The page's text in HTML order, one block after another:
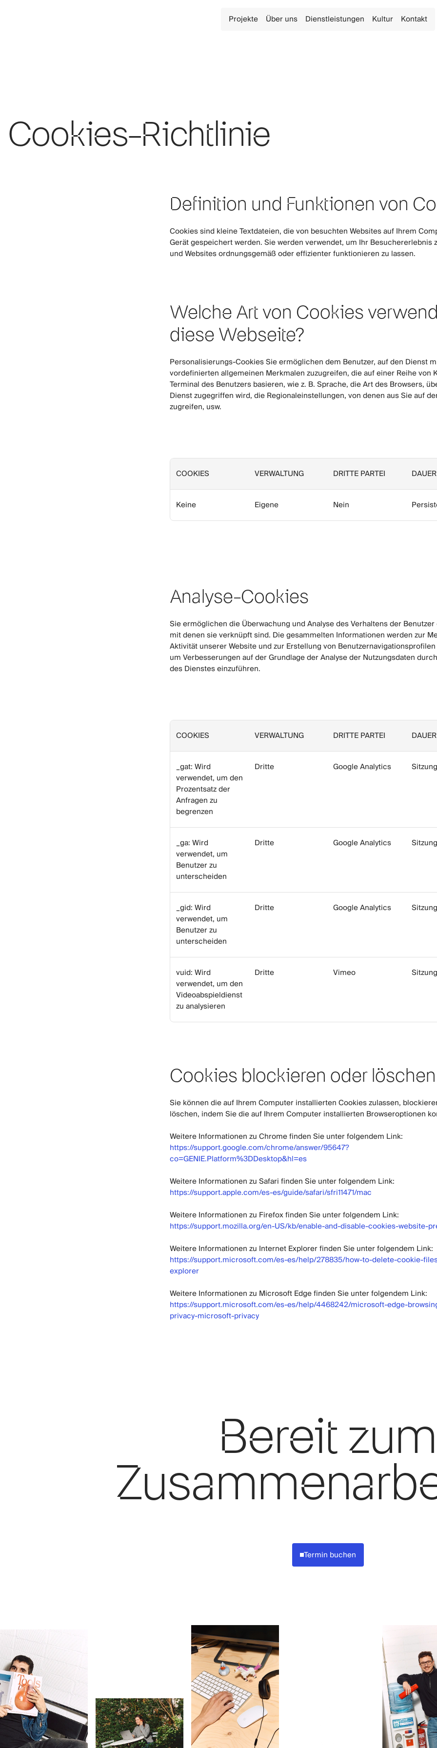
Skip to main content
Projekte Über uns Dienstleistungen Kultur Kontakt
Cookies-Richtlinie
Definition und Funktionen von
Cookies sind kleine Textdateien, die von besuchten Websites auf Ihrem
Gerät gespeichert werden. Sie werden verwendet, um Ihr Besuchererlebnis
und Websites ordnungsgemäß oder effizienter funktionieren zu lassen.
Welche Art von Cookies
diese Webseite?
Personalisierungs-Cookies Sie ermöglichen dem Benutzer, auf den Dienst
vordefinierten allgemeinen Merkmalen zuzugreifen, die auf einer Reihe von
Terminal des Benutzers basieren, wie z. B. Sprache, die Art des Browsers,
Dienst zugegriffen wird, die Regionaleinstellungen, von denen aus Sie auf
zugreifen, usw.
COOKIES VERWALTUNG DRITTE PARTEI DAUER
Keine Eigene Nein
Analyse-Cookies
Sie ermöglichen die Überwachung und Analyse des Verhaltens der
mit denen sie verknüpft sind. Die gesammelten Informationen werden zur
Aktivität unserer Website und zur Erstellung von
um Verbesserungen auf der Grundlage der Analyse der Nutzungsdaten
des Dienstes einzuführen.
COOKIES VERWALTUNG DRITTE PARTEI DAUER
_gat: Wird
verwendet, um den
Prozentsatz der
Anfragen zu
begrenzen
Dritte Google Analytics Sitzung
_ga: Wird
verwendet, um
Benutzer zu
unterscheiden
Dritte Google Analytics Sitzung
_gid: Wird
verwendet, um
Benutzer zu
unterscheiden
Dritte Google Analytics Sitzung
vuid: Wird
verwendet, um den
Videoabspieldienst
zu analysieren
Dritte Vimeo Sitzung
Cookies blockieren oder löschen
Sie können die auf Ihrem Computer installierten Cookies zulassen,
löschen, indem Sie die auf Ihrem Computer installierten Browseroptionen
Weitere Informationen zu Chrome finden Sie unter folgendem Link:
https://support.google.com/chrome/answer/95647?
co=GENIE.Platform%3DDesktop&hl=es
Weitere Informationen zu Safari finden Sie unter folgendem Link:
https://support.apple.com/es-es/guide/safari/sfri11471/mac
Weitere Informationen zu Firefox finden Sie unter folgendem Link:
https://support.mozilla.org/en-US/kb/enable-and-disable-cookies-website-
Weitere Informationen zu Internet Explorer finden Sie unter folgendem Link:
https://support.microsoft.com/es-es/help/278835/how-to-delete-cookie-
explorer
Weitere Informationen zu Microsoft Edge finden Sie unter folgendem Link:
https://support.microsoft.com/es-es/help/4468242/microsoft-edge-
privacy-microsoft-privacy
Bereit zum
Termin buchen